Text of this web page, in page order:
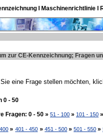
I Maschinenrichtlinie I
zur CE-Kennzeichnung; Fragen
eine Frage stellen möchten,
0 - 50
Fragen: 0 - 50 » 51 - 100 » 101 - 150
» 401 - 450 » 451 - 500 » 501 - 550 »